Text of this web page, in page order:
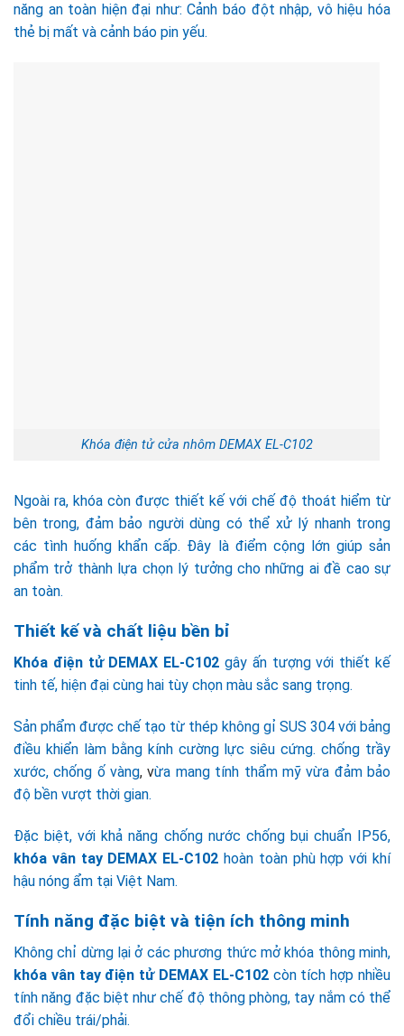
năng an toàn hiện đại như: Cảnh báo đột nhập, vô hiệu hóa
thẻ bị mất và cảnh báo pin yếu.
Khóa điện tử cửa nhôm DEMAX EL-C102
Ngoài ra, khóa còn được thiết kế với chế độ thoát hiểm từ
bên trong, đảm bảo người dùng có thể xử lý nhanh trong
các tình huống khẩn cấp. Đây là điểm cộng lớn giúp sản
phẩm trở thành lựa chọn lý tưởng cho những ai đề cao sự
an toàn.
Thiết kế và chất liệu bền bỉ
Khóa điện tử DEMAX EL-C102 gây ấn tượng với thiết kế
tinh tế, hiện đại cùng hai tùy chọn màu sắc sang trọng.
Sản phẩm được chế tạo từ thép không gỉ SUS 304 với bảng
điều khiển làm bằng kính cường lực siêu cứng. chống trầy
xước, chống ố vàng, vừa mang tính thẩm mỹ vừa đảm bảo
độ bền vượt thời gian.
Đặc biệt, với khả năng chống nước chống bụi chuẩn IP56,
khóa vân tay DEMAX EL-C102 hoàn toàn phù hợp với khí
hậu nóng ẩm tại Việt Nam.
Tính năng đặc biệt và tiện ích thông minh
Không chỉ dừng lại ở các phương thức mở khóa thông minh,
khóa vân tay điện tử DEMAX EL-C102còn tích hợp nhiều
tính năng đặc biệt như chế độ thông phòng, tay nắm có thể
đổi chiều trái/phải.